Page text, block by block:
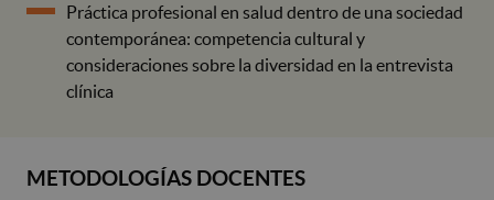
Práctica profesional en salud dentro de una sociedad
contemporánea: competencia cultural y
consideraciones sobre la diversidad en la entrevista
clínica
METODOLOGÍAS DOCENTES